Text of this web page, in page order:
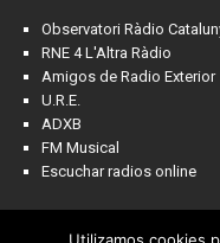
Observatori Ràdio
RNE 4 L'Altra Ràdio
Amigos de Radio Exterior
U.R.E.
ADXB
FM Musical
Escuchar radios online